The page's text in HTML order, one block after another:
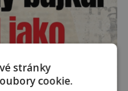
stránky
cookie.